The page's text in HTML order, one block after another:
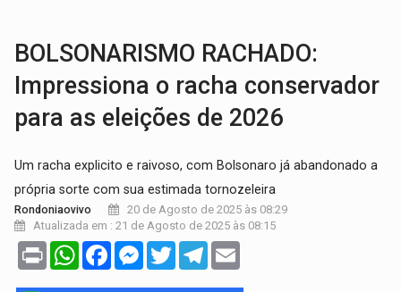
BOLSONARISMO RACHADO:
Impressiona o racha conservador
para as eleições de 2026
Um racha explicito e raivoso, com Bolsonaro já abandonado a
própria sorte com sua estimada tornozeleira
Rondoniaovivo
20 de Agosto de 2025 às 08:29
Atualizada em : 21 de Agosto de 2025 às 08:15
Print WhatsAppFacebookMessenger
TwitterTelegram